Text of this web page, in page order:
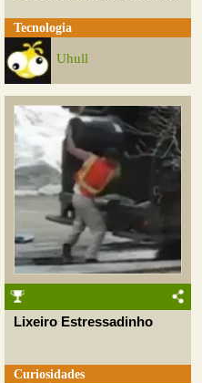
Tecnologia
Uhull
Lixeiro Estressadinho
Curiosidades